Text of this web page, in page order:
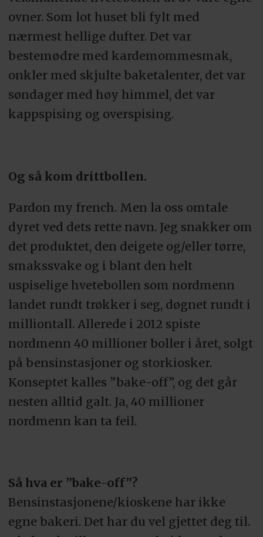
ovner. Som lot huset bli fylt med
nærmest hellige dufter. Det var
bestemødre med kardemommesmak,
onkler med skjulte baketalenter, det var
søndager med høy himmel, det var
kappspising og overspising.
Og så kom drittbollen.
Pardon my french. Men la oss omtale
dyret ved dets rette navn. Jeg snakker om
det produktet, den deigete og/eller tørre,
smakssvake og i blant den helt
uspiselige hvetebollen som nordmenn
landet rundt trøkker i seg, døgnet rundt i
milliontall. Allerede i 2012 spiste
nordmenn 40 millioner boller i året, solgt
på bensinstasjoner og storkiosker.
Konseptet kalles ”bake-off”, og det går
nesten alltid galt. Ja, 40 millioner
nordmenn kan ta feil.
Så hva er ”bake-off”?
Bensinstasjonene/kioskene har ikke
egne bakeri. Det har du vel gjettet deg til.